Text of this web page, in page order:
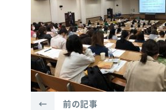
← 前の記事